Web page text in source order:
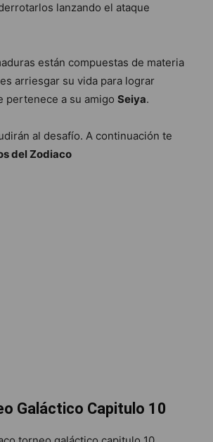
lanzando el ataque
están compuestas de materia
arriesgar su vida para lograr
pertenece a su amigo Seiya.
al desafío. A continuación te
del Zodiaco
Galáctico Capitulo 10